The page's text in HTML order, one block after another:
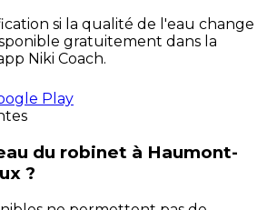
si la qualité de l'eau change
gratuitement dans la
Niki Coach.
Play
du robinet à Haumont-
?